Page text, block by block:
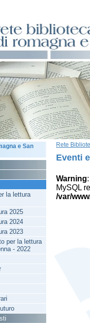
Rete
Eventi
Warning
MySQL
/var/
e San
la lettura
2025
2024
2023
per la lettura
- 2022